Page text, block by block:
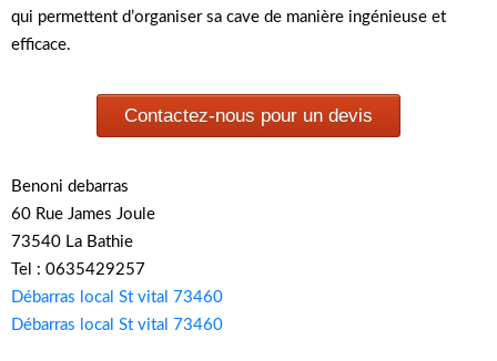
qui permettent d’organiser sa cave de manière ingénieuse et
efficace.
Contactez-nous pour un devis
Benoni debarras
60 Rue James Joule
73540 La Bathie
Tel : 0635429257
Débarras local St vital 73460
Débarras local St vital 73460